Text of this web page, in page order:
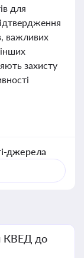
для
важливих
захисту
джерела
КВЕД до